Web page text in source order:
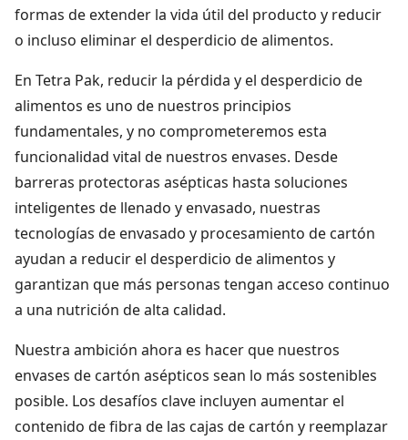
formas de extender la vida útil del producto y reducir
o incluso eliminar el desperdicio de alimentos.
En Tetra Pak, reducir la pérdida y el desperdicio de
alimentos es uno de nuestros principios
fundamentales, y no comprometeremos esta
funcionalidad vital de nuestros envases. Desde
barreras protectoras asépticas hasta soluciones
inteligentes de llenado y envasado, nuestras
tecnologías de envasado y procesamiento de cartón
ayudan a reducir el desperdicio de alimentos y
garantizan que más personas tengan acceso continuo
a una nutrición de alta calidad.
Nuestra ambición ahora es hacer que nuestros
envases de cartón asépticos sean lo más sostenibles
posible. Los desafíos clave incluyen aumentar el
contenido de fibra de las cajas de cartón y reemplazar